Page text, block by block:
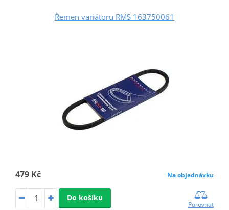
Řemen variátoru RMS 163750061
479 Kč Na objednávku
Do košíku
Porovnat